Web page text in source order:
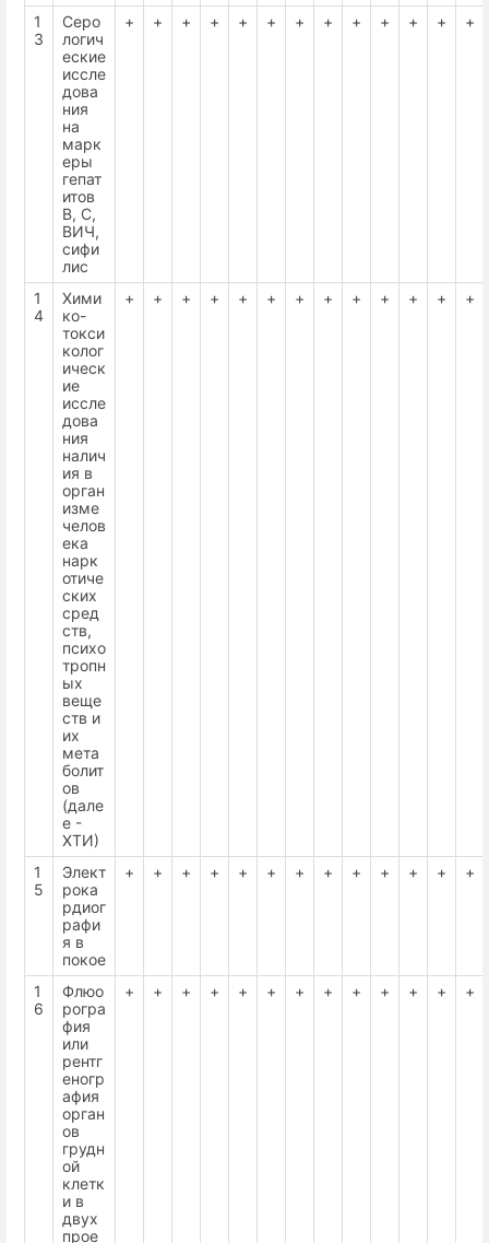
1
3
Серо
логич
еские
иссле
дова
ния
на
марк
еры
гепат
итов
B, C,
ВИЧ,
сифи
лис
+ + + + + + + + + + + + +
1
4
Хими
ко-
токси
колог
ическ
ие
иссле
дова
ния
налич
ия в
орган
изме
челов
ека
нарк
отиче
ских
сред
ств,
психо
тропн
ых
веще
ств и
их
мета
болит
ов
(дале
е -
ХТИ)
+ + + + + + + + + + + + +
1
5
Элект
рока
рдиог
рафи
я в
покое
+ + + + + + + + + + + + +
1
6
Флюо
рогра
фия
или
рентг
еногр
афия
орган
ов
грудн
ой
клетк
и в
двух
прое
+ + + + + + + + + + + + +